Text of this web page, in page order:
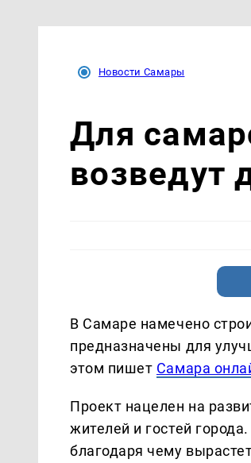
Новости Самары
Для
возведут
В Самаре намечено
предназначены для
этом пишет Самара
Проект нацелен на
жителей и гостей
благодаря чему